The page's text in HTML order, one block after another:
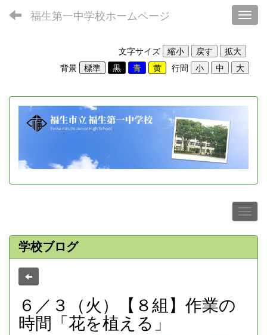
福生第一中学校ホームページ
文字サイズ
背景
行間
学校ブログ
６／３（火）【８組】作業の
時間「花を植える」